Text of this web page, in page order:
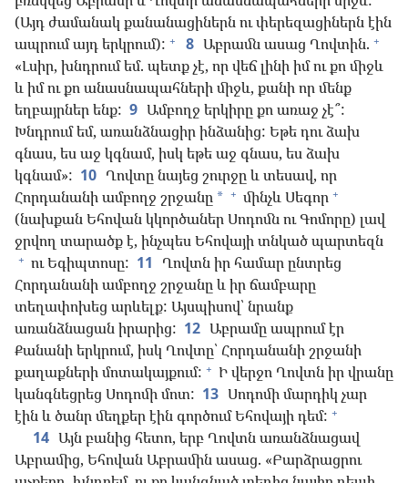
(Այդ ժամանակ քանանացիներն ու փերեզացիներն էին
ապրում այդ երկրում): + 8 Աբրամն ասաց Ղովտին. +
«Լսիր, խնդրում եմ. պետք չէ, որ վեճ լինի իմ ու քո միջև
և իմ ու քո անասնապահների միջև, քանի որ մենք
եղբայրներ ենք: 9 Ամբողջ երկիրը քո առաջ չէ՞:
Խնդրում եմ, առանձնացիր ինձանից: Եթե դու ձախ
գնաս, ես աջ կգնամ, իսկ եթե աջ գնաս, ես ձախ
կգնամ»: 10 Ղովտը նայեց շուրջը և տեսավ, որ
Հորդանանի ամբողջ շրջանը * + մինչև Սեգոր +
(նախքան Եհովան կկործաներ Սոդոմն ու Գոմորը) լավ
ջրվող տարածք է, ինչպես Եհովայի տնկած պարտեզն
+ ու Եգիպտոսը: 11 Ղովտն իր համար ընտրեց
Հորդանանի ամբողջ շրջանը և իր ճամբարը
տեղափոխեց արևելք: Այսպիսով՝ նրանք
առանձնացան իրարից: 12 Աբրամը ապրում էր
Քանանի երկրում, իսկ Ղովտը՝ Հորդանանի շրջանի
քաղաքների մոտակայքում: + Ի վերջո Ղովտն իր վրանը
կանգնեցրեց Սոդոմի մոտ: 13 Սոդոմի մարդիկ չար
էին և ծանր մեղքեր էին գործում Եհովայի դեմ: +
14 Այն բանից հետո, երբ Ղովտն առանձնացավ
Աբրամից, Եհովան Աբրամին ասաց. «Բարձրացրու